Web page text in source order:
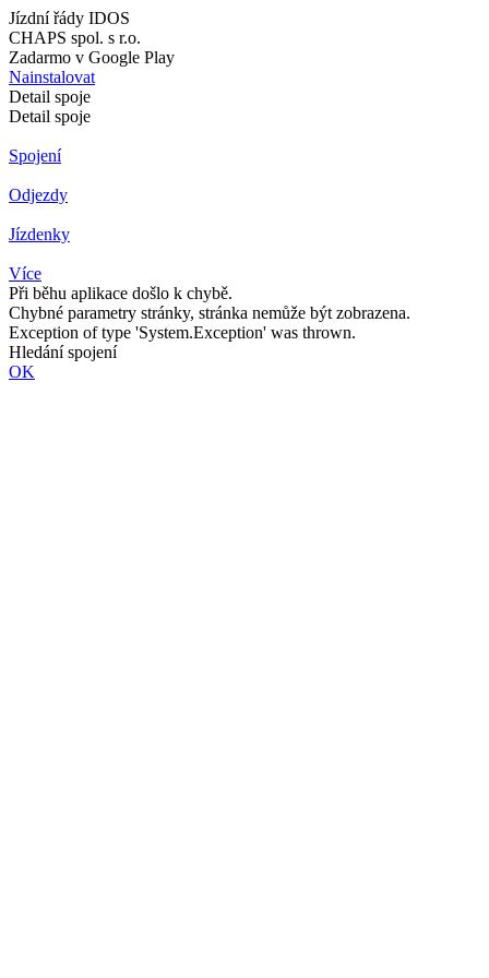
Jízdní řády IDOS
CHAPS spol. s r.o.
Zadarmo v Google Play
Nainstalovat
Detail spoje
Detail spoje
Spojení
Odjezdy
Jízdenky
Více
Při běhu aplikace došlo k chybě.
Chybné parametry stránky, stránka nemůže být zobrazena.
Exception of type 'System.Exception' was thrown.
Hledání spojení
OK